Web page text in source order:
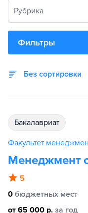
Рубрика
Фильтры
Без сортировки
бакалавриат
Факультет
Менеджмент
5
0 бюджетных мест
от 65 000 р. за год